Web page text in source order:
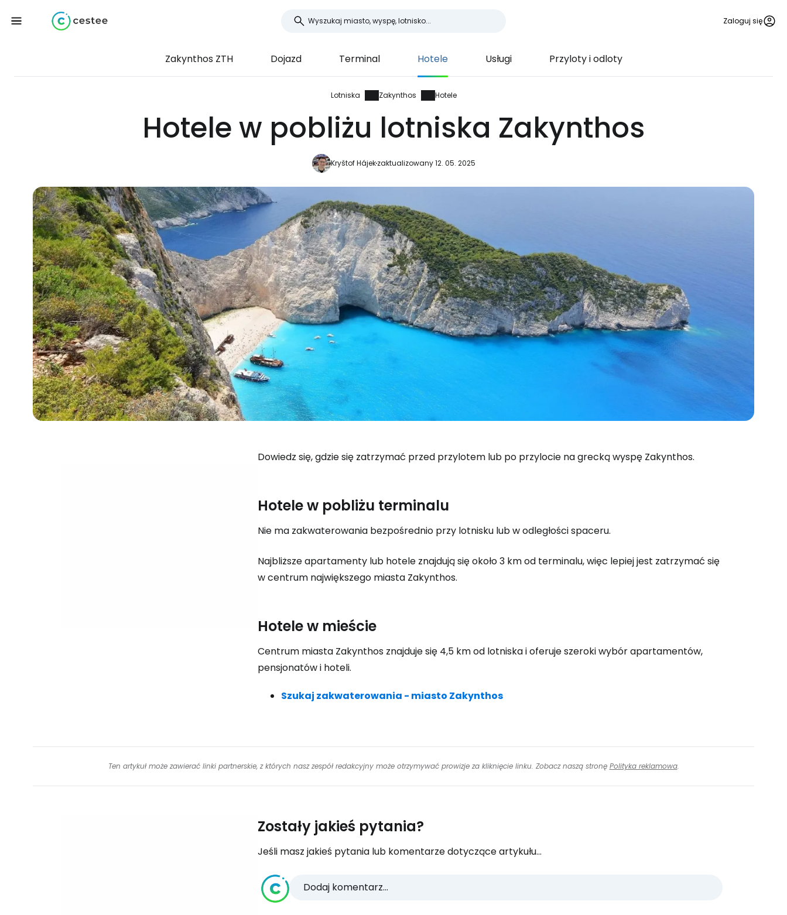
Zaloguj się
Zakynthos ZTH Dojazd Terminal Hotele Usługi Przyloty i odloty
Lotniska Zakynthos Hotele
Hotele w pobliżu lotniska Zakynthos
Kryštof Hájekzaktualizowany 12. 05. 2025
Dowiedz się, gdzie się zatrzymać przed przylotem lub po przylocie na grecką wyspę Zakynthos.
Hotele w pobliżu terminalu
Nie ma zakwaterowania bezpośrednio przy lotnisku lub w odległości spaceru.
Najbliższe apartamenty lub hotele znajdują się około 3 km od terminalu, więc lepiej jest zatrzymać się
w centrum największego miasta Zakynthos.
Hotele w mieście
Centrum miasta Zakynthos znajduje się 4,5 km od lotniska i oferuje szeroki wybór apartamentów,
pensjonatów i hoteli.
Szukaj zakwaterowania - miasto Zakynthos
Ten artykuł może zawierać linki partnerskie, z których nasz zespół redakcyjny może otrzymywać prowizje za kliknięcie linku. Zobacz naszą stronę Polityka reklamowa.
Zostały jakieś pytania?
Jeśli masz jakieś pytania lub komentarze dotyczące artykułu...
Dodaj komentarz...
Zaloguj się do Cestee
Kontynuuj z Google